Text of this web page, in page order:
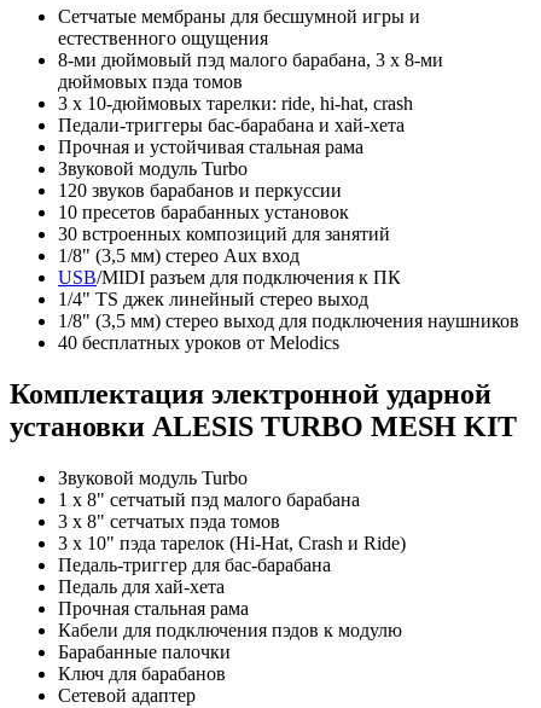
Сетчатые мембраны для бесшумной игры и
естественного ощущения
8-ми дюймовый пэд малого барабана, 3 х 8-ми
дюймовых пэда томов
3 х 10-дюймовых тарелки: ride, hi-hat, crash
Педали-триггеры бас-барабана и хай-хета
Прочная и устойчивая стальная рама
Звуковой модуль Turbo
120 звуков барабанов и перкуссии
10 пресетов барабанных установок
30 встроенных композиций для занятий
1/8" (3,5 мм) стерео Aux вход
USB/MIDI разъем для подключения к ПК
1/4" TS джек линейный стерео выход
1/8" (3,5 мм) стерео выход для подключения наушников
40 бесплатных уроков от Melodics
Комплектация электронной ударной
установки ALESIS TURBO MESH KIT
Звуковой модуль Turbo
1 х 8" сетчатый пэд малого барабана
3 х 8" сетчатых пэда томов
3 х 10" пэда тарелок (Hi-Hat, Crash и Ride)
Педаль-триггер для бас-барабана
Педаль для хай-хета
Прочная стальная рама
Кабели для подключения пэдов к модулю
Барабанные палочки
Ключ для барабанов
Сетевой адаптер